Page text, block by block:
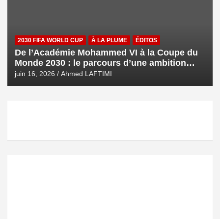
2030 FIFA WORLD CUP À LA PLUME ÉDITOS
De l’Académie Mohammed VI à la Coupe du
Monde 2030 : le parcours d’une ambition
royale
juin 16, 2026 Ahmed LAFTIMI